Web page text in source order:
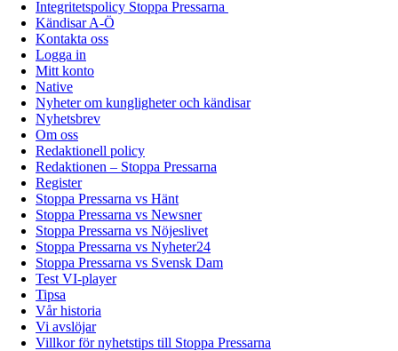
Integritetspolicy Stoppa Pressarna
Kändisar A-Ö
Kontakta oss
Logga in
Mitt konto
Native
Nyheter om kungligheter och kändisar
Nyhetsbrev
Om oss
Redaktionell policy
Redaktionen – Stoppa Pressarna
Register
Stoppa Pressarna vs Hänt
Stoppa Pressarna vs Newsner
Stoppa Pressarna vs Nöjeslivet
Stoppa Pressarna vs Nyheter24
Stoppa Pressarna vs Svensk Dam
Test VI-player
Tipsa
Vår historia
Vi avslöjar
Villkor för nyhetstips till Stoppa Pressarna